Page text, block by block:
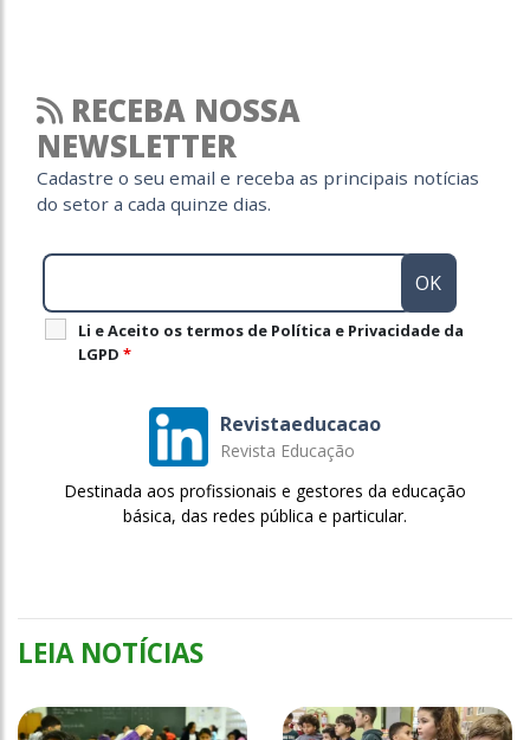
RECEBA NOSSA
NEWSLETTER
Cadastre o seu email e receba as principais notícias
do setor a cada quinze dias.
Li e Aceito os termos de Política e Privacidade da
LGPD *
Revistaeducacao
Revista Educação
Destinada aos profissionais e gestores da educação
básica, das redes pública e particular.
LEIA NOTÍCIAS